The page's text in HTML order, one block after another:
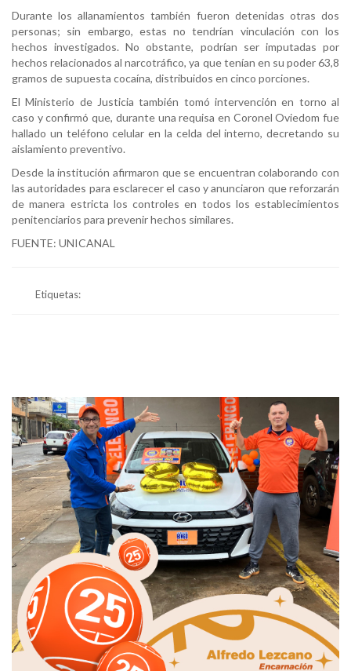
Durante los allanamientos también fueron detenidas otras dos
personas; sin embargo, estas no tendrían vinculación con los
hechos investigados. No obstante, podrían ser imputadas por
hechos relacionados al narcotráfico, ya que tenían en su poder 63,8
gramos de supuesta cocaína, distribuidos en cinco porciones.
El Ministerio de Justicia también tomó intervención en torno al
caso y confirmó que, durante una requisa en Coronel Oviedom fue
hallado un teléfono celular en la celda del interno, decretando su
aislamiento preventivo.
Desde la institución afirmaron que se encuentran colaborando con
las autoridades para esclarecer el caso y anunciaron que reforzarán
de manera estricta los controles en todos los establecimientos
penitenciarios para prevenir hechos similares.
FUENTE: UNICANAL
Etiquetas: